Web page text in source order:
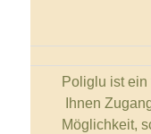
Poliglu ist
Ihnen
Möglichkeit,